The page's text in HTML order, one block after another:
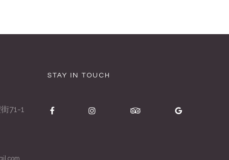
71-1
STAY IN TOUCH